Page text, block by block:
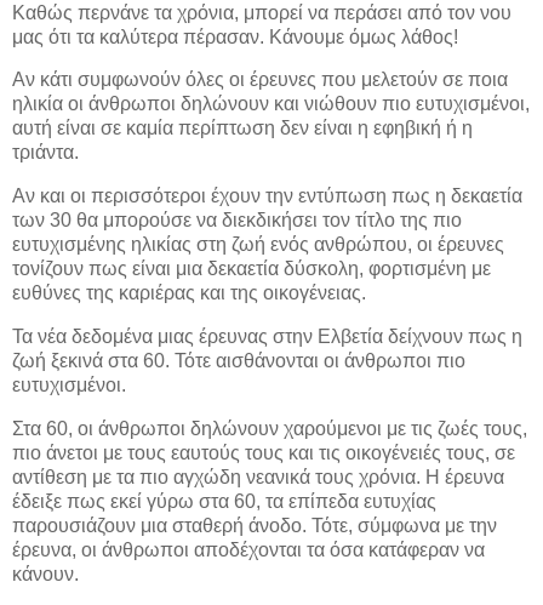
Καθώς περνάνε τα χρόνια, μπορεί να περάσει από τον νου
μας ότι τα καλύτερα πέρασαν. Κάνουμε όμως λάθος!
Αν κάτι συμφωνούν όλες οι έρευνες που μελετούν σε ποια
ηλικία οι άνθρωποι δηλώνουν και νιώθουν πιο ευτυχισμένοι,
αυτή είναι σε καμία περίπτωση δεν είναι η εφηβική ή η
τριάντα.
Αν και οι περισσότεροι έχουν την εντύπωση πως η δεκαετία
των 30 θα μπορούσε να διεκδικήσει τον τίτλο της πιο
ευτυχισμένης ηλικίας στη ζωή ενός ανθρώπου, οι έρευνες
τονίζουν πως είναι μια δεκαετία δύσκολη, φορτισμένη με
ευθύνες της καριέρας και της οικογένειας.
Τα νέα δεδομένα μιας έρευνας στην Ελβετία δείχνουν πως η
ζωή ξεκινά στα 60. Τότε αισθάνονται οι άνθρωποι πιο
ευτυχισμένοι.
Στα 60, οι άνθρωποι δηλώνουν χαρούμενοι με τις ζωές τους,
πιο άνετοι με τους εαυτούς τους και τις οικογένειές τους, σε
αντίθεση με τα πιο αγχώδη νεανικά τους χρόνια. Η έρευνα
έδειξε πως εκεί γύρω στα 60, τα επίπεδα ευτυχίας
παρουσιάζουν μια σταθερή άνοδο. Τότε, σύμφωνα με την
έρευνα, οι άνθρωποι αποδέχονται τα όσα κατάφεραν να
κάνουν.